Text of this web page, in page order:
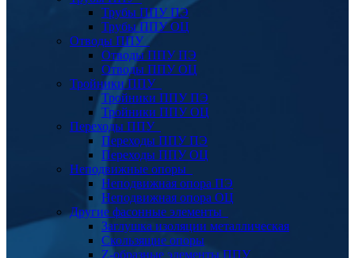
Трубы ППУ ПЭ
Трубы ППУ ОЦ
Отводы ППУ
Отводы ППУ ПЭ
Отводы ППУ ОЦ
Тройники ППУ
Тройники ППУ ПЭ
Тройники ППУ ОЦ
Переходы ППУ
Переходы ППУ ПЭ
Переходы ППУ ОЦ
Неподвижные опоры
Неподвижная опора ПЭ
Неподвижная опора ОЦ
Другие фасонные элементы
Заглушка изоляции металлическая
Скользящие опоры
Z-образные элементы ППУ